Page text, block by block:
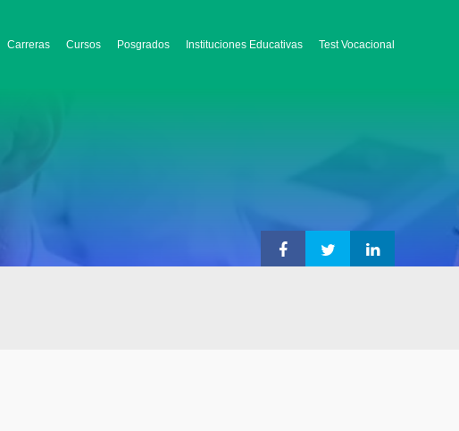
Carreras Cursos Posgrados Instituciones Educativas Test Vocacional